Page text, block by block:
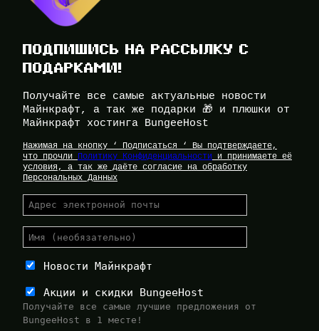
ПОДПИШИСЬ НА РАССЫЛКУ С
ПОДАРКАМИ!
Получайте все самые актуальные новости
Майнкрафт, а так же подарки 🎁 и плюшки от
Майнкрафт хостинга BungeeHost
Нажимая на кнопку ‘ Подписаться ‘ Вы подтверждаете,
что прочли Политику Конфиденциальности и принимаете её
условия, а так же даёте согласие на обработку
Персональных Данных
Новости Майнкрафт
Акции и скидки BungeeHost
Получайте все самые лучшие предложения от
BungeeHost в 1 месте!